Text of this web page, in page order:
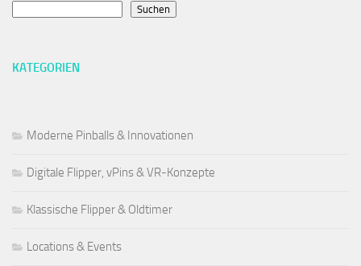
Suchen
KATEGORIEN
Moderne Pinballs & Innovationen
Digitale Flipper, vPins & VR-Konzepte
Klassische Flipper & Oldtimer
Locations & Events